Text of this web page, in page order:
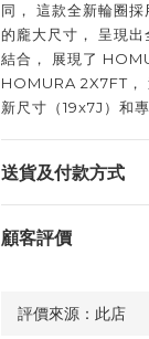
同， 這款全新輪圈
的龐大尺寸， 呈現
結合， 展現了
HOMURA 2X7FT，
新尺寸（19x7J）和
送貨及付款方式
顧客評價